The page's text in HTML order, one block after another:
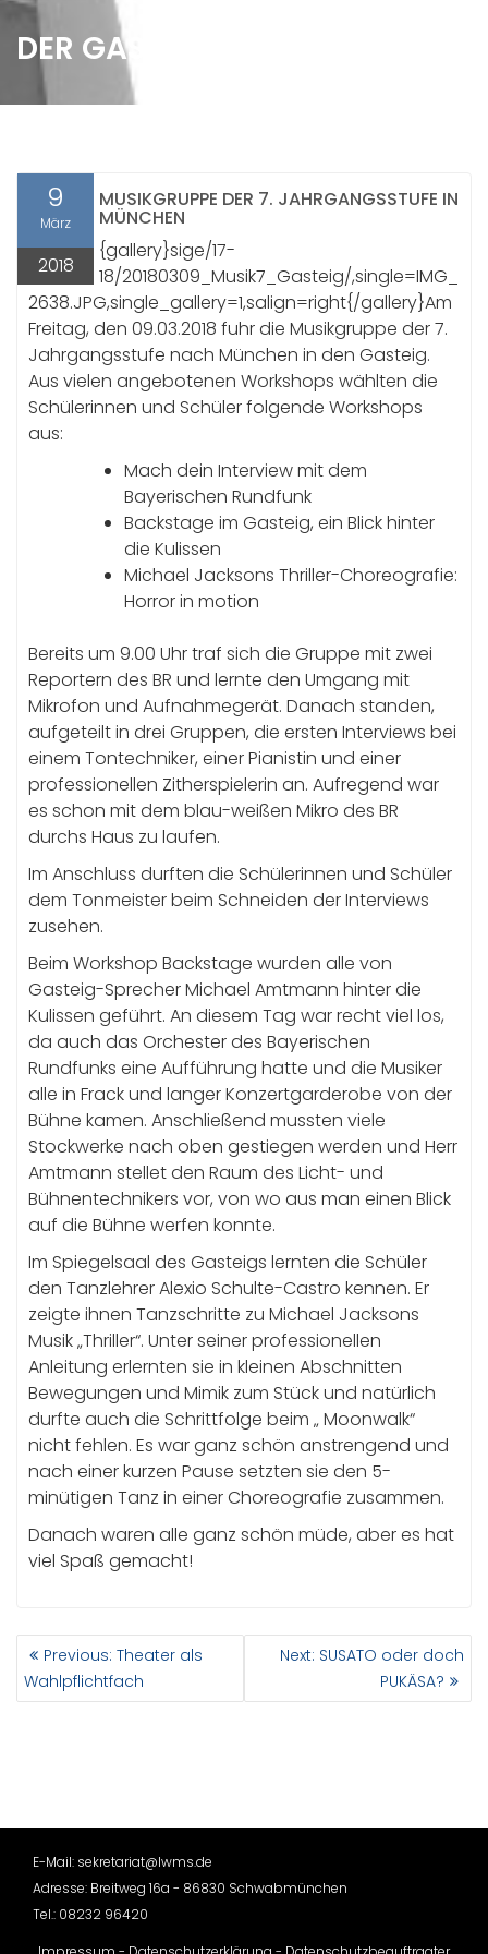
DER GASTEIG BRUMMT
9
März
2018
MUSIKGRUPPE DER 7. JAHRGANGSSTUFE IN
MÜNCHEN
{gallery}sige/17-
18/20180309_Musik7_Gasteig/,single=IMG_
2638.JPG,single_gallery=1,salign=right{/gallery}Am
Freitag, den 09.03.2018 fuhr die Musikgruppe der 7.
Jahrgangsstufe nach München in den Gasteig.
Aus vielen angebotenen Workshops wählten die
Schülerinnen und Schüler folgende Workshops
aus:
Mach dein Interview mit dem
Bayerischen Rundfunk
Backstage im Gasteig, ein Blick hinter
die Kulissen
Michael Jacksons Thriller-Choreografie:
Horror in motion
Bereits um 9.00 Uhr traf sich die Gruppe mit zwei
Reportern des BR und lernte den Umgang mit
Mikrofon und Aufnahmegerät. Danach standen,
aufgeteilt in drei Gruppen, die ersten Interviews bei
einem Tontechniker, einer Pianistin und einer
professionellen Zitherspielerin an. Aufregend war
es schon mit dem blau-weißen Mikro des BR
durchs Haus zu laufen.
Im Anschluss durften die Schülerinnen und Schüler
dem Tonmeister beim Schneiden der Interviews
zusehen.
Beim Workshop Backstage wurden alle von
Gasteig-Sprecher Michael Amtmann hinter die
Kulissen geführt. An diesem Tag war recht viel los,
da auch das Orchester des Bayerischen
Rundfunks eine Aufführung hatte und die Musiker
alle in Frack und langer Konzertgarderobe von der
Bühne kamen. Anschließend mussten viele
Stockwerke nach oben gestiegen werden und Herr
Amtmann stellet den Raum des Licht- und
Bühnentechnikers vor, von wo aus man einen Blick
auf die Bühne werfen konnte.
Im Spiegelsaal des Gasteigs lernten die Schüler
den Tanzlehrer Alexio Schulte-Castro kennen. Er
zeigte ihnen Tanzschritte zu Michael Jacksons
Musik „Thriller“. Unter seiner professionellen
Anleitung erlernten sie in kleinen Abschnitten
Bewegungen und Mimik zum Stück und natürlich
durfte auch die Schrittfolge beim „ Moonwalk“
nicht fehlen. Es war ganz schön anstrengend und
nach einer kurzen Pause setzten sie den 5-
minütigen Tanz in einer Choreografie zusammen.
Danach waren alle ganz schön müde, aber es hat
viel Spaß gemacht!
BEITRAGSNAVIGATION
Previous: Previous
post:
Theater als
Wahlpflichtfach
Next: Next
SUSATO oder doch
PUKÄSA?
E-Mail: sekretariat@lwms.de
Adresse: Breitweg 16a - 86830 Schwabmünchen
Tel.: 08232 96420